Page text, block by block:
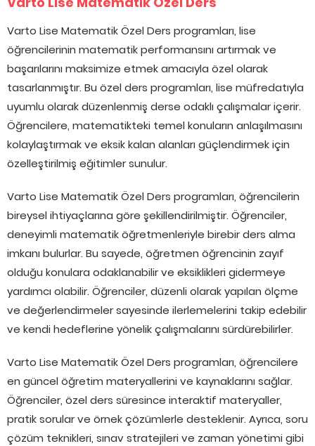
Varto Lise Matematik Özel Ders programları, lise
öğrencilerinin matematik performansını artırmak ve
başarılarını maksimize etmek amacıyla özel olarak
tasarlanmıştır. Bu özel ders programları, lise müfredatıyla
uyumlu olarak düzenlenmiş derse odaklı çalışmalar içerir.
Öğrencilere, matematikteki temel konuların anlaşılmasını
kolaylaştırmak ve eksik kalan alanları güçlendirmek için
özelleştirilmiş eğitimler sunulur.
Varto Lise Matematik Özel Ders programları, öğrencilerin
bireysel ihtiyaçlarına göre şekillendirilmiştir. Öğrenciler,
deneyimli matematik öğretmenleriyle birebir ders alma
imkanı bulurlar. Bu sayede, öğretmen öğrencinin zayıf
olduğu konulara odaklanabilir ve eksiklikleri gidermeye
yardımcı olabilir. Öğrenciler, düzenli olarak yapılan ölçme
ve değerlendirmeler sayesinde ilerlemelerini takip edebilir
ve kendi hedeflerine yönelik çalışmalarını sürdürebilirler.
Varto Lise Matematik Özel Ders programları, öğrencilere
en güncel öğretim materyallerini ve kaynaklarını sağlar.
Öğrenciler, özel ders süresince interaktif materyaller,
pratik sorular ve örnek çözümlerle desteklenir. Ayrıca, soru
çözüm teknikleri, sınav stratejileri ve zaman yönetimi gibi